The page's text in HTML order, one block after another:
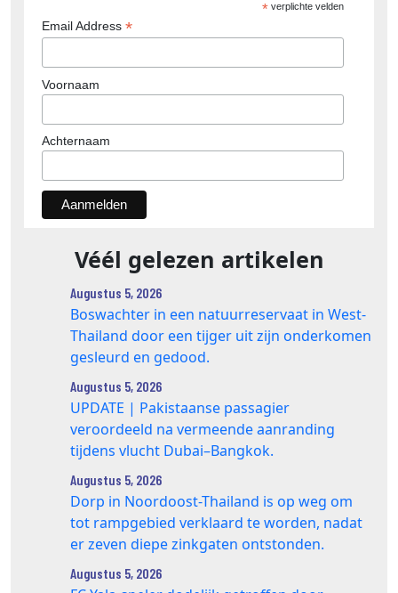
*verplichte velden
Email Address *
Voornaam
Achternaam
Véél gelezen artikelen
Augustus 5, 2026
Boswachter in een natuurreservaat in West-
Thailand door een tijger uit zijn onderkomen
gesleurd en gedood.
Augustus 5, 2026
UPDATE | Pakistaanse passagier
veroordeeld na vermeende aanranding
tijdens vlucht Dubai–Bangkok.
Augustus 5, 2026
Dorp in Noordoost-Thailand is op weg om
tot rampgebied verklaard te worden, nadat
er zeven diepe zinkgaten ontstonden.
Augustus 5, 2026